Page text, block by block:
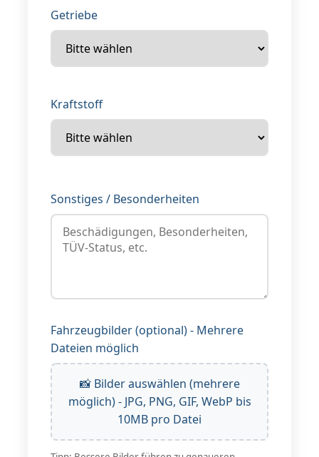
Getriebe
Kraftstoff
Sonstiges / Besonderheiten
Fahrzeugbilder (optional) - Mehrere
Dateien möglich
📸 Bilder auswählen (mehrere
möglich) - JPG, PNG, GIF, WebP bis
10MB pro Datei